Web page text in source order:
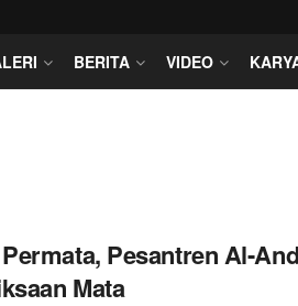
BERITA VIDEO
Pesantren Al-
Mata